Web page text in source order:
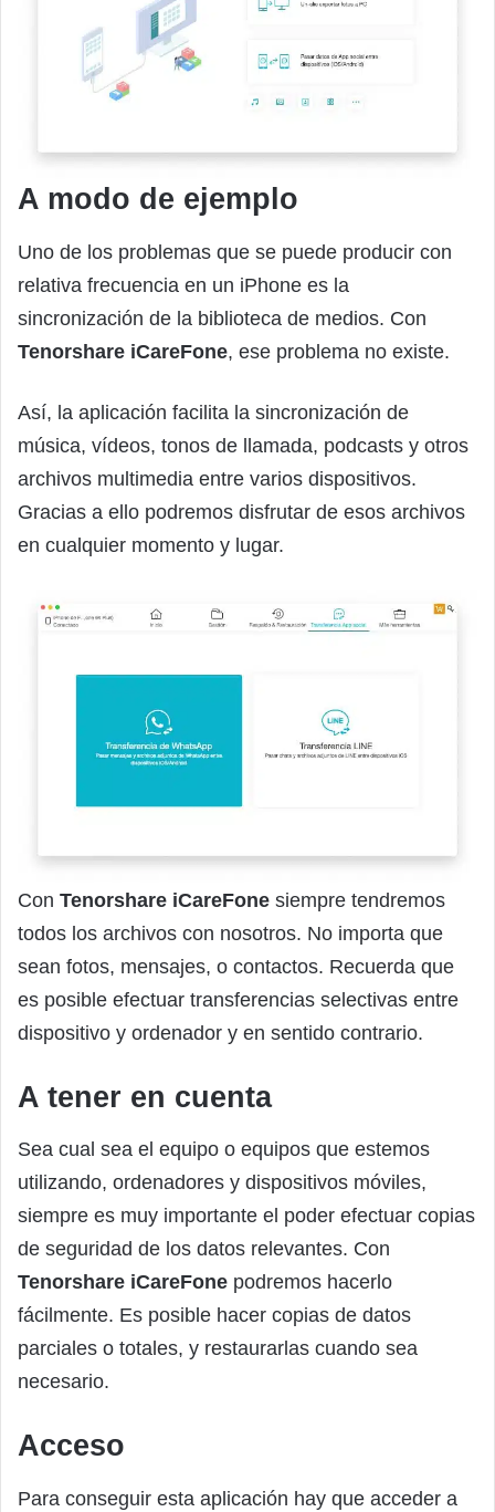
A modo de ejemplo
Uno de los problemas que se puede producir con
relativa frecuencia en un iPhone es la
sincronización de la biblioteca de medios. Con
Tenorshare iCareFone, ese problema no existe.
Así, la aplicación facilita la sincronización de
música, vídeos, tonos de llamada, podcasts y otros
archivos multimedia entre varios dispositivos.
Gracias a ello podremos disfrutar de esos archivos
en cualquier momento y lugar.
Con Tenorshare iCareFone siempre tendremos
todos los archivos con nosotros. No importa que
sean fotos, mensajes, o contactos. Recuerda que
es posible efectuar transferencias selectivas entre
dispositivo y ordenador y en sentido contrario.
A tener en cuenta
Sea cual sea el equipo o equipos que estemos
utilizando, ordenadores y dispositivos móviles,
siempre es muy importante el poder efectuar copias
de seguridad de los datos relevantes. Con
Tenorshare iCareFone podremos hacerlo
fácilmente. Es posible hacer copias de datos
parciales o totales, y restaurarlas cuando sea
necesario.
Acceso
Para conseguir esta aplicación hay que acceder a